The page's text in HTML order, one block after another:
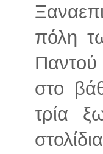
πόλη
Παντού
στο
τρία